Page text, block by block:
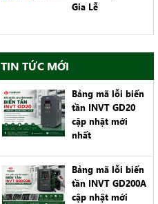
Gia Lễ
TIN TỨC MỚI
Bảng mã lỗi biến
tần INVT GD20
cập nhật mới
nhất
Bảng mã lỗi biến
tần INVT GD200A
cập nhật mới